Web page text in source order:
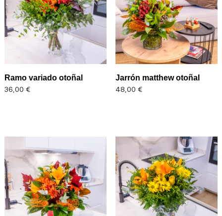
Ramo variado otoñal
Precio
36,00 €
Jarrón matthew otoñal
Precio
48,00 €